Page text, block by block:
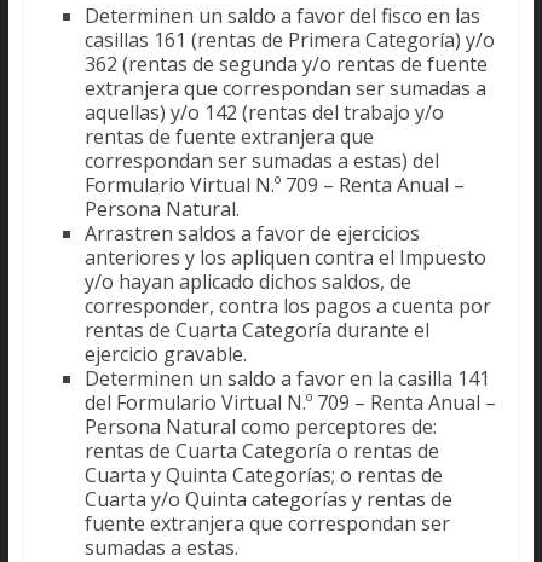
Determinen un saldo a favor del fisco en las
casillas 161 (rentas de Primera Categoría) y/o
362 (rentas de segunda y/o rentas de fuente
extranjera que correspondan ser sumadas a
aquellas) y/o 142 (rentas del trabajo y/o
rentas de fuente extranjera que
correspondan ser sumadas a estas) del
Formulario Virtual N.º 709 – Renta Anual –
Persona Natural.
Arrastren saldos a favor de ejercicios
anteriores y los apliquen contra el Impuesto
y/o hayan aplicado dichos saldos, de
corresponder, contra los pagos a cuenta por
rentas de Cuarta Categoría durante el
ejercicio gravable.
Determinen un saldo a favor en la casilla 141
del Formulario Virtual N.º 709 – Renta Anual –
Persona Natural como perceptores de:
rentas de Cuarta Categoría o rentas de
Cuarta y Quinta Categorías; o rentas de
Cuarta y/o Quinta categorías y rentas de
fuente extranjera que correspondan ser
sumadas a estas.